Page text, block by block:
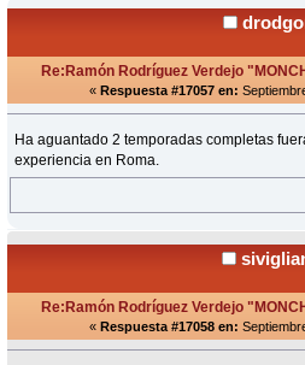
Re:Ramón Rodríguez Verdejo
« Respuesta #17057 en:
Ha aguantado 2 temporadas completas
experiencia en Roma.
Re:Ramón Rodríguez Verdejo
« Respuesta #17058 en: